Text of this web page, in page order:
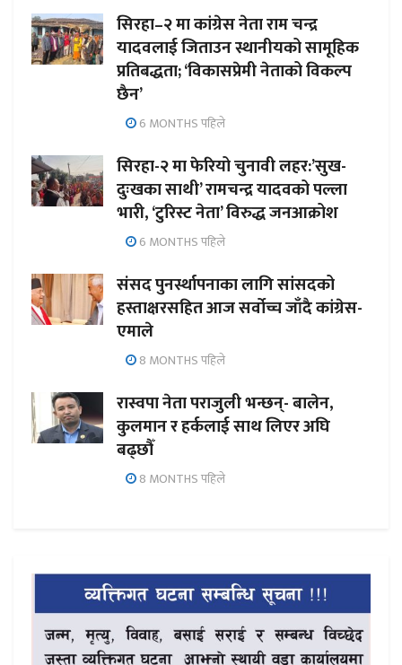
सिरहा–२ मा कांग्रेस नेता राम चन्द्र
यादवलाई जिताउन स्थानीयको सामूहिक
प्रतिबद्धता; ‘विकासप्रेमी नेताको विकल्प
छैन’
6 MONTHS पहिले
सिरहा-२ मा फेरियो चुनावी लहर:’सुख-
दुःखका साथी’ रामचन्द्र यादवको पल्ला
भारी, ‘टुरिस्ट नेता’ विरुद्ध जनआक्रोश
6 MONTHS पहिले
संसद पुनर्स्थापनाका लागि सांसदको
हस्ताक्षरसहित आज सर्वोच्च जाँदै कांग्रेस-
एमाले
8 MONTHS पहिले
रास्वपा नेता पराजुली भन्छन्- बालेन,
कुलमान र हर्कलाई साथ लिएर अघि
बढ्छौँ
8 MONTHS पहिले